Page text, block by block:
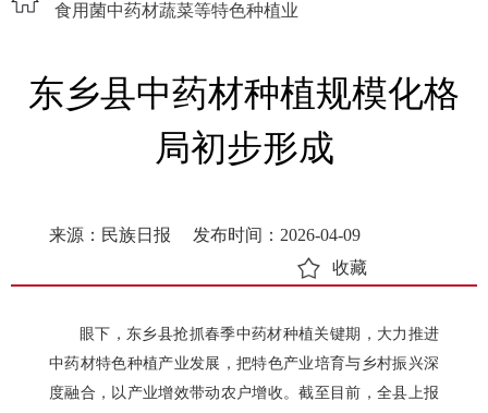
食用菌中药材蔬菜等特色种植业
东乡县中药材种植规模化格
局初步形成
来源：民族日报
发布时间：2026-04-09
收藏
眼下，东乡县抢抓春季中药材种植关键期，大力推进
中药材特色种植产业发展，把特色产业培育与乡村振兴深
度融合，以产业增效带动农户增收。截至目前，全县上报